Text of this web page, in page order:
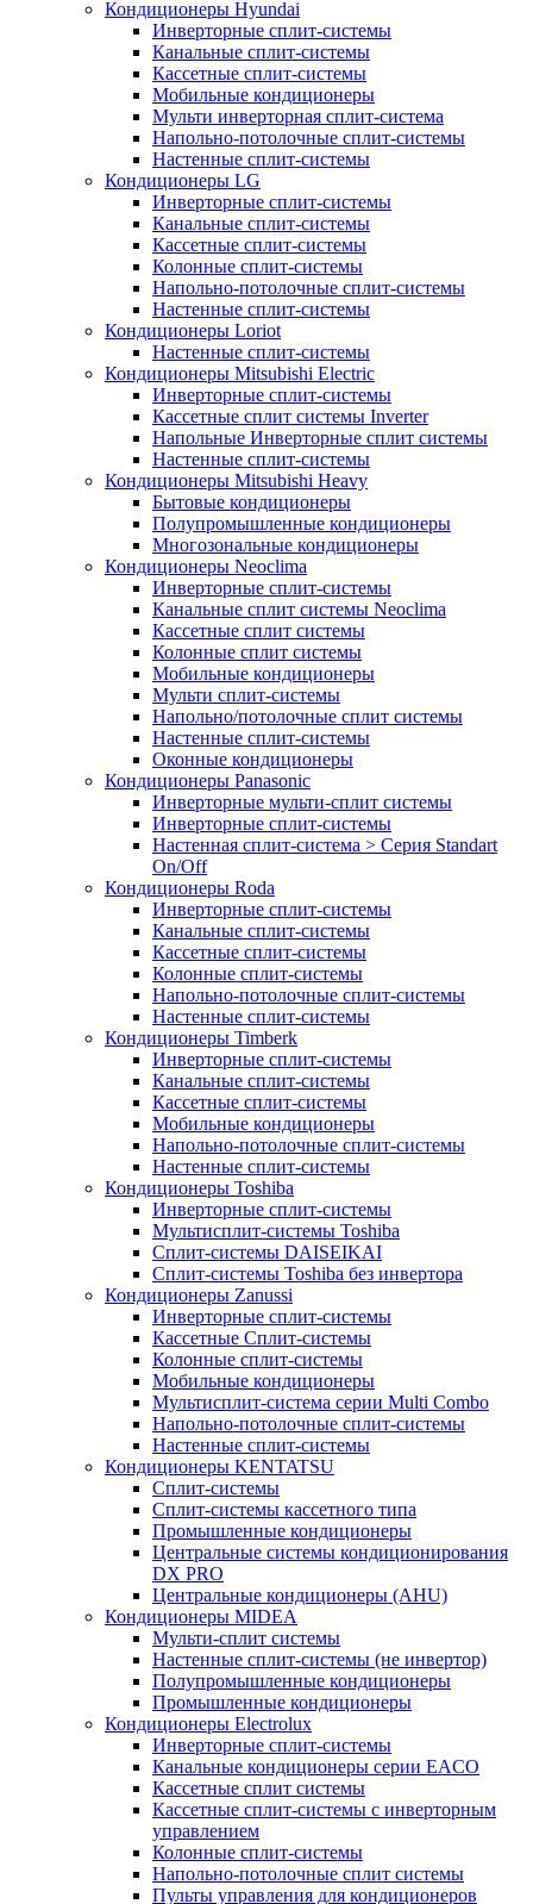
Кондиционеры Hyundai
Инверторные сплит-системы
Канальные сплит-системы
Кассетные сплит-системы
Мобильные кондиционеры
Мульти инверторная сплит-система
Напольно-потолочные сплит-системы
Настенные сплит-системы
Кондиционеры LG
Инверторные сплит-системы
Канальные сплит-системы
Кассетные сплит-системы
Колонные сплит-системы
Напольно-потолочные сплит-системы
Настенные сплит-системы
Кондиционеры Loriot
Настенные сплит-системы
Кондиционеры Mitsubishi Electric
Инверторные сплит-системы
Кассетные сплит системы Inverter
Напольные Инверторные сплит системы
Настенные сплит-системы
Кондиционеры Mitsubishi Heavy
Бытовые кондиционеры
Полупромышленные кондиционеры
Многозональные кондиционеры
Кондиционеры Neoclima
Инверторные сплит-системы
Канальные сплит системы Neoclima
Кассетные сплит системы
Колонные сплит системы
Мобильные кондиционеры
Мульти сплит-системы
Напольно/потолочные сплит системы
Настенные сплит-системы
Оконные кондиционеры
Кондиционеры Panasonic
Инверторные мульти-сплит системы
Инверторные сплит-системы
Настенная сплит-система > Серия Standart
On/Off
Кондиционеры Roda
Инверторные сплит-системы
Канальные сплит-системы
Кассетные сплит-системы
Колонные сплит-системы
Напольно-потолочные сплит-системы
Настенные сплит-системы
Кондиционеры Timberk
Инверторные сплит-системы
Канальные сплит-системы
Кассетные сплит-системы
Мобильные кондиционеры
Напольно-потолочные сплит-системы
Настенные сплит-системы
Кондиционеры Toshiba
Инверторные сплит-системы
Мультисплит-системы Toshiba
Сплит-системы DAISEIKAI
Сплит-системы Toshiba без инвертора
Кондиционеры Zanussi
Инверторные сплит-системы
Кассетные Сплит-системы
Колонные сплит-системы
Мобильные кондиционеры
Мультисплит-система серии Multi Combo
Напольно-потолочные сплит-системы
Настенные сплит-системы
Кондиционеры KENTATSU
Сплит-системы
Сплит-системы кассетного типа
Промышленные кондиционеры
Центральные системы кондиционирования
DX PRO
Центральные кондиционеры (AHU)
Кондиционеры MIDEA
Мульти-сплит системы
Настенные сплит-системы (не инвертор)
Полупромышленные кондиционеры
Промышленные кондиционеры
Кондиционеры Electrolux
Инверторные сплит-системы
Канальные кондиционеры серии EACO
Кассетные сплит системы
Кассетные сплит-системы с инверторным
управлением
Колонные сплит-системы
Напольно-потолочные сплит системы
Пульты управления для кондиционеров